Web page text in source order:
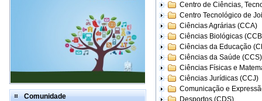
Comunidade
Centro de Ciências,
Centro Tecnológico de
Ciências Agrárias (CCA)
Ciências Biológicas
Ciências da Educação
Ciências da Saúde (CCS)
Ciências Físicas e
Ciências Jurídicas (CCJ)
Comunicação e
Desportos (CDS)